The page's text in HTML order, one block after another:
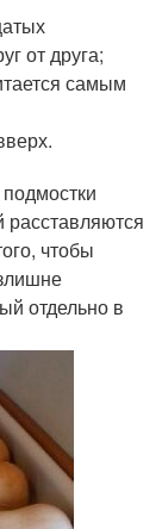
от друга;
самым
чтобы
отдельно в